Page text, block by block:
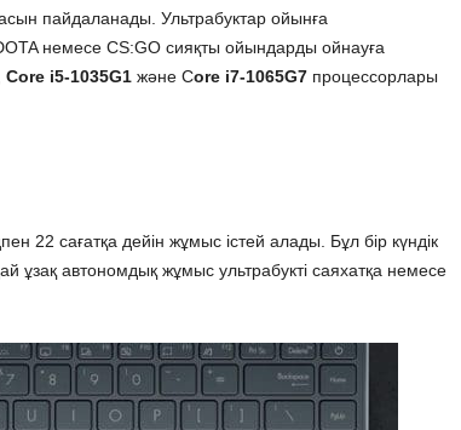
пайдаланады. Ультрабуктар ойынға
немесе CS:GO сияқты ойындарды ойнауға
Core i5-1035G1 және Core i7-1065G7 процессорлары
22 сағатқа дейін жұмыс істей алады. Бұл бір күндік
ұзақ автономдық жұмыс ультрабукті саяхатқа немесе